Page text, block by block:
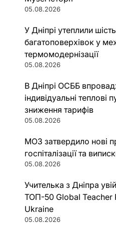
05.08.2026
У Дніпрі утеплили шість
багатоповерхівок у
термомодернізації
05.08.2026
В Дніпрі ОСББ
індивідуальні теплові
зниження тарифів
05.08.2026
МОЗ затвердило нові
госпіталізації та
05.08.2026
Учителька з Дніпра
ТОП-50 Global Teacher
Ukraine
05.08.2026